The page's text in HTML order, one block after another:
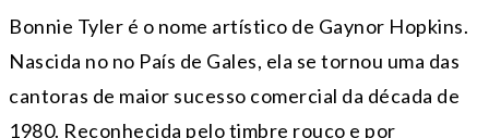
Bonnie Tyler é o nome artístico de Gaynor Hopkins.
Nascida no no País de Gales, ela se tornou uma das
cantoras de maior sucesso comercial da década de
1980. Reconhecida pelo timbre rouco e por